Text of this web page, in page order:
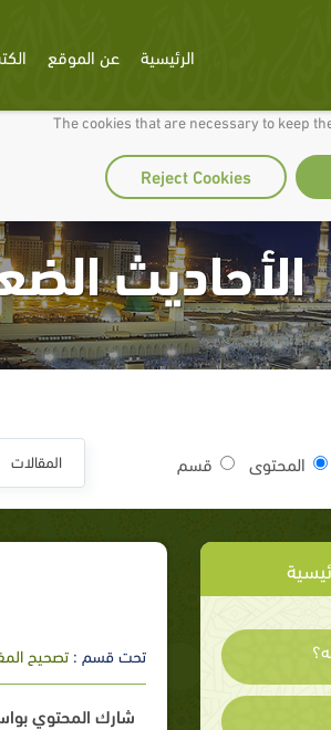
We use cookies to make our site work well for
The cookies that are necessary to keep
Reject Cookies
الرئيسية عن الموقع
الأحاديث
المحتوى قسم المقالات
تحت قسم :تصحيح
شارك المحتوي